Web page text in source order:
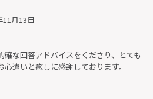
11月13日
な回答アドバイスをくださり、とても
遣いと癒しに感謝しております。